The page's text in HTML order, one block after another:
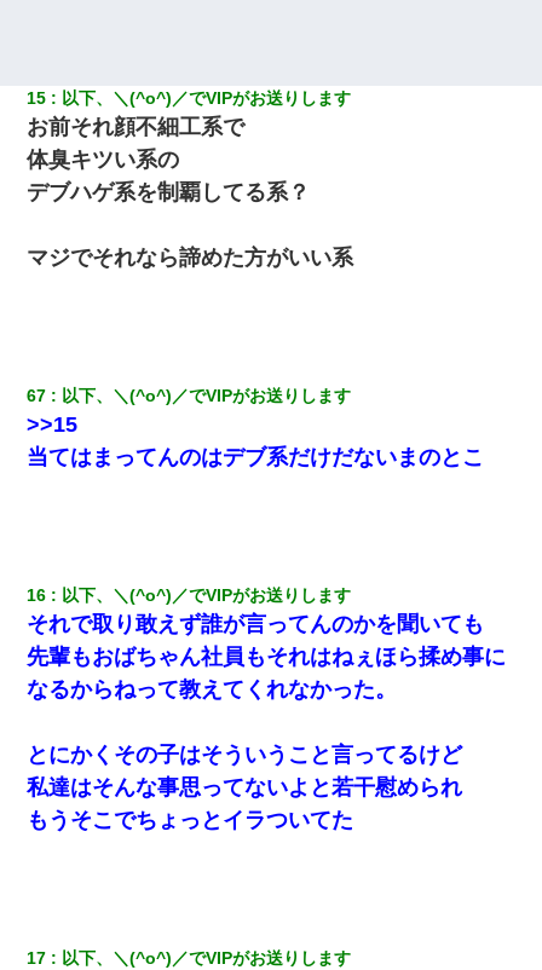
隣の部屋の住民の母親、オートロックを突破してマンションに入
り込んできたみたいで、ずっとドアの前で喚いてて滅茶苦茶うる
さかった。
15 以下、＼(^o^)／でVIPがお送りします
お前それ顔不細工系で
体臭キツい系の
デブハゲ系を制覇してる系？
マジでそれなら諦めた方がいい系
67 以下、＼(^o^)／でVIPがお送りします
>>15
当てはまってんのはデブ系だけだないまのとこ
16 以下、＼(^o^)／でVIPがお送りします
それで取り敢えず誰が言ってんのかを聞いても
先輩もおばちゃん社員もそれはねぇほら揉め事に
なるからねって教えてくれなかった。
とにかくその子はそういうこと言ってるけど
私達はそんな事思ってないよと若干慰められ
もうそこでちょっとイラついてた
17 以下、＼(^o^)／でVIPがお送りします